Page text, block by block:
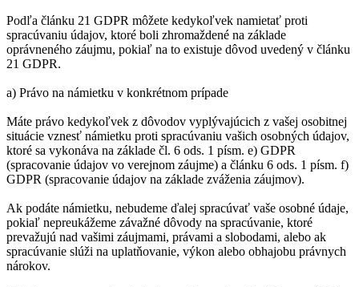
Podľa článku 21 GDPR môžete kedykoľvek namietať proti
spracúvaniu údajov, ktoré boli zhromaždené na základe
oprávneného záujmu, pokiaľ na to existuje dôvod uvedený v článku
21 GDPR.
a) Právo na námietku v konkrétnom prípade
Máte právo kedykoľvek z dôvodov vyplývajúcich z vašej osobitnej
situácie vznesť námietku proti spracúvaniu vašich osobných údajov,
ktoré sa vykonáva na základe čl. 6 ods. 1 písm. e) GDPR
(spracovanie údajov vo verejnom záujme) a článku 6 ods. 1 písm. f)
GDPR (spracovanie údajov na základe zváženia záujmov).
Ak podáte námietku, nebudeme ďalej spracúvať vaše osobné údaje,
pokiaľ nepreukážeme závažné dôvody na spracúvanie, ktoré
prevažujú nad vašimi záujmami, právami a slobodami, alebo ak
spracúvanie slúži na uplatňovanie, výkon alebo obhajobu právnych
nárokov.